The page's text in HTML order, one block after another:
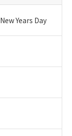
New Years Day